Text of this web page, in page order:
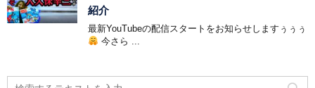
紹介
最新YouTubeの配信スタートをお知らせしますぅぅぅ
今さら ...